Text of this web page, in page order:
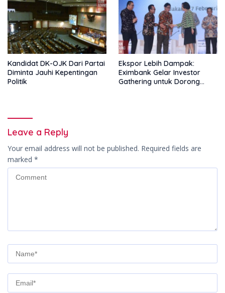
Kandidat DK-OJK Dari Partai
Diminta Jauhi Kepentingan
Politik
Ekspor Lebih Dampak:
Eximbank Gelar Investor
Gathering untuk Dorong
Leave a Reply
Your email address will not be published. Required fields are
marked *